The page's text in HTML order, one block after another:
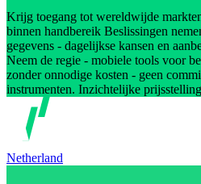
Krijg toegang tot wereldwijde
binnen handbereik Beslissingen
gegevens - dagelijkse kansen en
Neem de regie - mobiele tools voor
zonder onnodige kosten - geen
instrumenten. Inzichtelijke
Netherland